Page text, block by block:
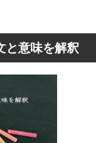
と意味を解釈